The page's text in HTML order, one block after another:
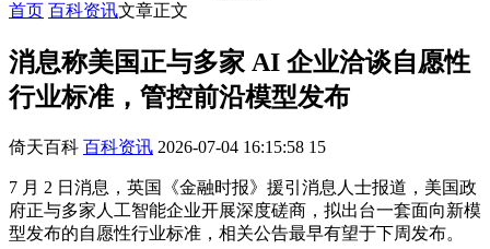
首页 百科资讯文章正文
消息称美国正与多家 AI 企业洽谈自愿性
行业标准，管控前沿模型发布
倚天百科 百科资讯 2026-07-04 16:15:58 15
7 月 2 日消息，英国《金融时报》援引消息人士报道，美国政
府正与多家人工智能企业开展深度磋商，拟出台一套面向新模
型发布的自愿性行业标准，相关公告最早有望于下周发布。